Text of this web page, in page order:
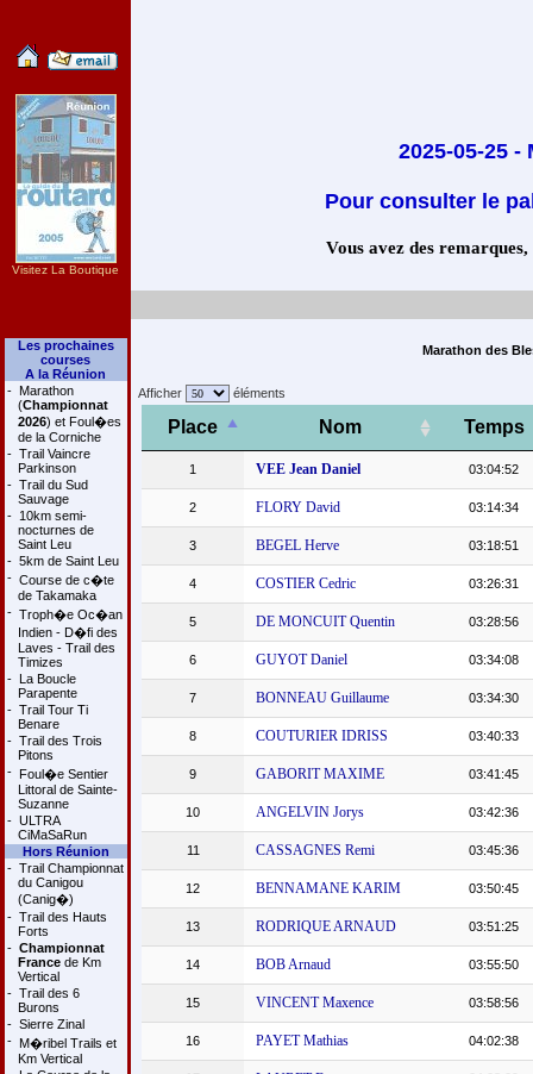
Visitez La Boutique
Les prochaines
courses
A la Réunion
- Marathon
(Championnat
2026) et Foul�es
de la Corniche
- Trail Vaincre
Parkinson
- Trail du Sud
Sauvage
- 10km semi-
nocturnes de
Saint Leu
- 5km de Saint Leu
- Course de c�te
de Takamaka
- Troph�e Oc�an
Indien - D�fi des
Laves - Trail des
Timizes
- La Boucle
Parapente
- Trail Tour Ti
Benare
- Trail des Trois
Pitons
- Foul�e Sentier
Littoral de Sainte-
Suzanne
- ULTRA
CiMaSaRun
Hors Réunion
- Trail Championnat
du Canigou
(Canig�)
- Trail des Hauts
Forts
- Championnat
Francede Km
Vertical
- Trail des 6
Burons
- Sierre Zinal
- M�ribel Trails et
Km Vertical
2025-05-25
Pour consulter le
Vous avez des
Marathon des
Afficher éléments
Place Nom Temps
1 VEE Jean Daniel 03:04:52
2 FLORY David 03:14:34
3 BEGEL Herve 03:18:51
4 COSTIER Cedric 03:26:31
5 DE MONCUIT Quentin 03:28:56
6 GUYOT Daniel 03:34:08
7 BONNEAU Guillaume 03:34:30
8 COUTURIER IDRISS 03:40:33
9 GABORIT MAXIME 03:41:45
10 ANGELVIN Jorys 03:42:36
11 CASSAGNES Remi 03:45:36
12 BENNAMANE KARIM 03:50:45
13 RODRIQUE ARNAUD 03:51:25
14 BOB Arnaud 03:55:50
15 VINCENT Maxence 03:58:56
16 PAYET Mathias 04:02:38